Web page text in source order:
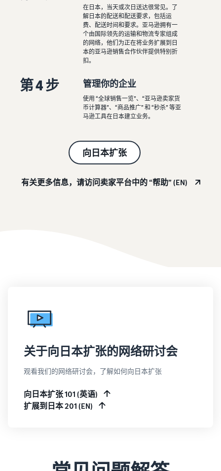
在日本，当天或次日送达很常见。了
解日本的配送和配送要求，包括运
费、配送时间和要求。亚马逊拥有一
个由国际领先的运输和物流专家组成
的网络，他们为正在将业务扩展到日
本的亚马逊销售合作伙伴提供特别折
扣。
第 4 步 管理你的企业
使用 “全球销售一览”、“亚马逊卖家货
币计算器”、“商品推广” 和 “秒杀” 等亚
马逊工具在日本建立业务。
向日本扩张
有关更多信息，请访问卖家平台中的 “帮助” (EN)
关于向日本扩张的网络研讨会
观看我们的网络研讨会，了解如何向日本扩张
向日本扩张 101 (英语)
扩展到日本 201 (EN)